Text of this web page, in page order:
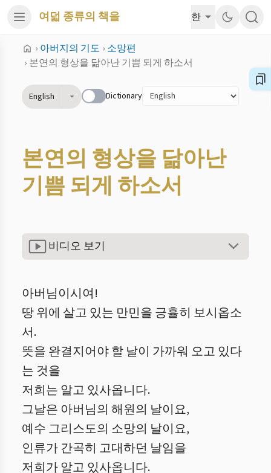
여덟 종류의 책을 한
› 아버지의 기도 › 소망편
› 본연의 형상을 닮아난 기쁨 되게 하소서
English Dictionary
본연의 형상을 닮아난
기쁨 되게 하소서
비디오 보기
아버님이시여!
땅 위에 살고 있는 만민을 긍휼히 보시옵소
서.
뜻을 완결지어야 할 날이 가까워 오고 있다
는 것을
저희는 알고 있사옵니다.
그날은 아버님의 해원의 날이요,
예수 그리스도의 소망의 날이요,
인류가 간곡히 고대하던 날임을
저희가 알고 있사옵니다.